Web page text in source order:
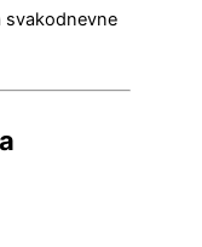
svakodnevne